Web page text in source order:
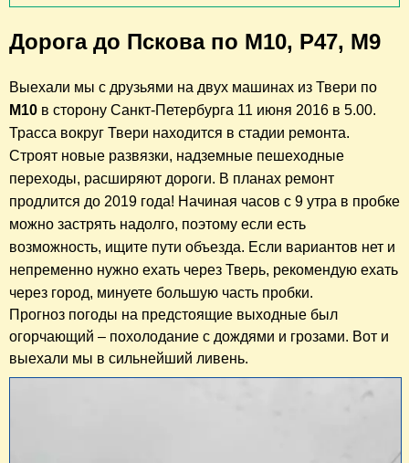
Дорога до Пскова по М10, Р47, М9
Выехали мы с друзьями на двух машинах из Твери по
М10 в сторону Санкт-Петербурга 11 июня 2016 в 5.00.
Трасса вокруг Твери находится в стадии ремонта.
Строят новые развязки, надземные пешеходные
переходы, расширяют дороги. В планах ремонт
продлится до 2019 года! Начиная часов с 9 утра в пробке
можно застрять надолго, поэтому если есть
возможность, ищите пути объезда. Если вариантов нет и
непременно нужно ехать через Тверь, рекомендую ехать
через город, минуете большую часть пробки.
Прогноз погоды на предстоящие выходные был
огорчающий – похолодание с дождями и грозами. Вот и
выехали мы в сильнейший ливень.